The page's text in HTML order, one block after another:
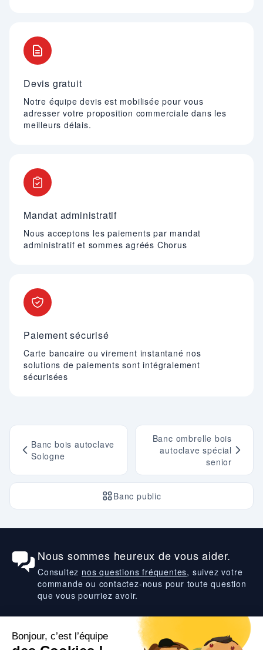
Devis gratuit
Notre équipe devis est mobilisée pour vous
adresser votre proposition commerciale dans les
meilleurs délais.
Mandat administratif
Nous acceptons les paiements par mandat
administratif et sommes agréés Chorus
Paiement sécurisé
Carte bancaire ou virement instantané nos
solutions de paiements sont intégralement
sécurisées
Banc bois autoclave
Sologne
Banc public
Banc ombrelle bois
autoclave spécial
senior
Nous sommes heureux de vous aider.
Consultez nos questions fréquentes, suivez votre
commande ou contactez-nous pour toute question
que vous pourriez avoir.
Suivez-nous